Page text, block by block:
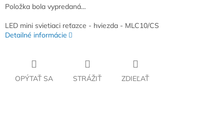
Položka bola vypredaná…
LED mini svietiaci reťazce - hviezda - MLC10/CS
Detailné informácie
OPÝTAŤ SA STRÁŽIŤ ZDIEĽAŤ